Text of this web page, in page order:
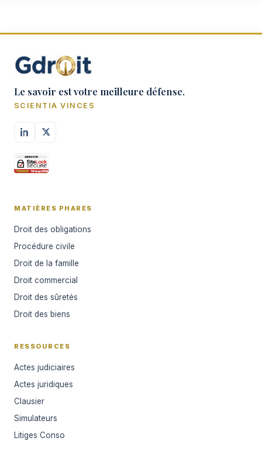
Le savoir est votre meilleure défense.
SCIENTIA VINCES
MATIÈRES PHARES
Droit des obligations
Procédure civile
Droit de la famille
Droit commercial
Droit des sûretés
Droit des biens
RESSOURCES
Actes judiciaires
Actes juridiques
Clausier
Simulateurs
Litiges Conso